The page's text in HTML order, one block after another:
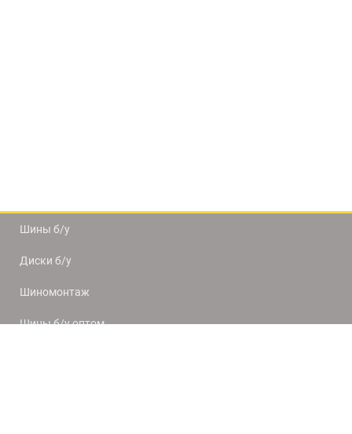
Шины б/у
Диски б/у
Шиномонтаж
Шины б/у оптом